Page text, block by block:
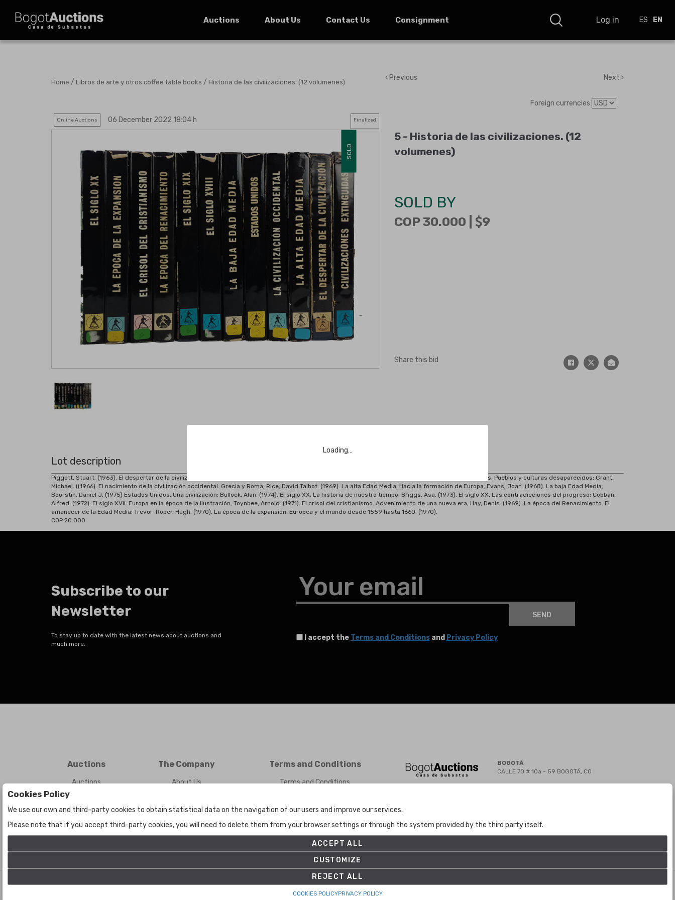
Loading…
Auctions About Us Contact Us Consignment Log in ES EN
Home / Libros de arte y otros coffee table books / Historia de las civilizaciones. (12 volumenes)
Previous Next
Foreign currencies
Online Auctions 06 December 2022 18:04 h Finalized
SOLD
5 - Historia de las civilizaciones. (12
volumenes)
SOLD BY
COP 30.000 | 9
Share this bid
Lot description
Piggott, Stuart. (1963). El despertar de la civilización. Los enigmas de las antiguas culturas revelados; Bacon, Edward. (1965). Civilizaciones extinguidas. Pueblos y culturas desaparecidos; Grant,
Michael. ((1966). El nacimiento de la civilización occidental. Grecia y Roma; Rice, David Talbot. (1969). La alta Edad Media. Hacia la formación de Europa; Evans, Joan. (1968). La baja Edad Media;
Boorstin, Daniel J. (1975) Estados Unidos. Una civilización; Bullock, Alan. (1974). El siglo XX. La historia de nuestro tiempo; Briggs, Asa. (1973). El siglo XX. Las contradicciones del progreso; Cobban,
Alfred. (1972). El siglo XVII. Europa en la época de la ilustración; Toynbee, Arnold. (1971). El crisol del cristianismo. Advenimiento de una nueva era; Hay, Denis. (1969). La época del Renacimiento. El
amanecer de la Edad Media; Trevor-Roper, Hugh. (1970). La época de la expansión. Europea y el mundo desde 1559 hasta 1660. (1970).
COP 20.000
Subscribe to our
Newsletter
To stay up to date with the latest news about auctions and
much more.
Your email
SEND
I accept the Terms and Conditionsand Privacy Policy
Auctions
Auctions
The Company
About Us
Terms and Conditions
Terms and Conditions
Cookies Policy
Set up
BOGOTÁ
CALLE 70 # 10a - 59 BOGOTÁ, CO
©Bogota Auctions- All rights reserved
Cookies Policy
We use our own and third-party cookies to obtain statistical data on the navigation of our users and improve our services.
Please note that if you accept third-party cookies, you will need to delete them from your browser settings or through the system provided by the third party itself.
ACCEPT ALL
CUSTOMIZE
REJECT ALL
COOKIES POLICYPRIVACY POLICY